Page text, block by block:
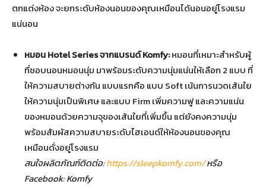
ตกแต่งห้อง จะยกระดับห้องนอนของคุณเหมือนได้นอนอยู่โรงแรม
แน่นอน
หมอนHotel Seriesจากแบรนด์Komfy:หมอนที่เหมาะสำหรับผู้
ที่ชอบนอนหมอนนุ่ม มาพร้อมระดับความนุ่มแน่นให้เลือก 2 แบบ ที่
ให้ความสบายต่างกัน แบบแรกคือ แบบ Soft เน้นการนวดเส้นใย
ให้ความนุ่มเป็นพิเศษ และแบบ Firm เพิ่มความฟู และความแน่น
ของหมอนด้วยความจุของเส้นใยที่เพิ่มขึ้น แต่ยังคงความนุ่ม
พร้อมสัมผัสความสบายระดับไฮเอนด์ให้ห้องนอนของคุณ
เหมือนดั่งอยู่โรงแรม
สนใจผลิตภัณฑ์ติดต่อ:https://sleepkomfy.com/หรือ
Facebook: Komfy